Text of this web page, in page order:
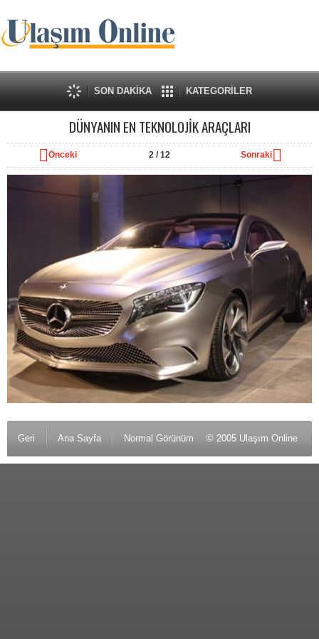
SON DAKİKA KATEGORİLER
DÜNYANIN EN TEKNOLOJİK ARAÇLARI
Önceki 2/ 12 Sonraki
Geri Ana Sayfa Normal Görünüm © 2005 Ulaşım Online